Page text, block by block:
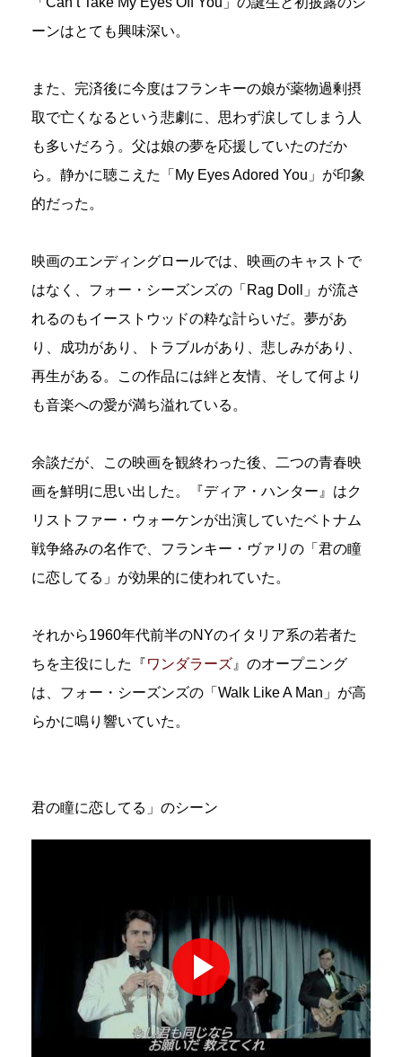
ーンはとても興味深い。
また、完済後に今度はフランキーの娘が薬物過剰摂
取で亡くなるという悲劇に、思わず涙してしまう人
も多いだろう。父は娘の夢を応援していたのだか
ら。静かに聴こえた「My Eyes Adored You」が印象
的だった。
映画のエンディングロールでは、映画のキャストで
はなく、フォー・シーズンズの「Rag Doll」が流さ
れるのもイーストウッドの粋な計らいだ。夢があ
り、成功があり、トラブルがあり、悲しみがあり、
再生がある。この作品には絆と友情、そして何より
も音楽への愛が満ち溢れている。
余談だが、この映画を観終わった後、二つの青春映
画を鮮明に思い出した。『ディア・ハンター』はク
リストファー・ウォーケンが出演していたベトナム
戦争絡みの名作で、フランキー・ヴァリの「君の瞳
に恋してる」が効果的に使われていた。
それから1960年代前半のNYのイタリア系の若者た
ちを主役にした『ワンダラーズ 』のオープニング
は、フォー・シーズンズの「Walk Like A Man」が高
らかに鳴り響いていた。
君の瞳に恋してる」のシーン